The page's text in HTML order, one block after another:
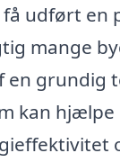
udført en
mange
en grundig
kan hjælpe